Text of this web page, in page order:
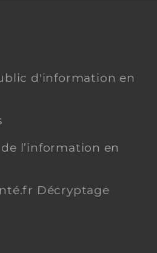
d'information en
l’information en
Décryptage